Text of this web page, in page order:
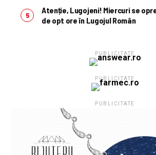
Atenție, Lugojeni! Miercuri se
de opt ore în Lugojul Român
PUBLICITATE
PUBLICITATE
PUBLICITATE